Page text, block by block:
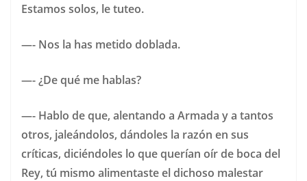
Estamos solos, le tuteo.
—- Nos la has metido doblada.
—- ¿De qué me hablas?
—- Hablo de que, alentando a Armada y a tantos
otros, jaleándolos, dándoles la razón en sus
críticas, diciéndoles lo que querían oír de boca del
Rey, tú mismo alimentaste el dichoso malestar